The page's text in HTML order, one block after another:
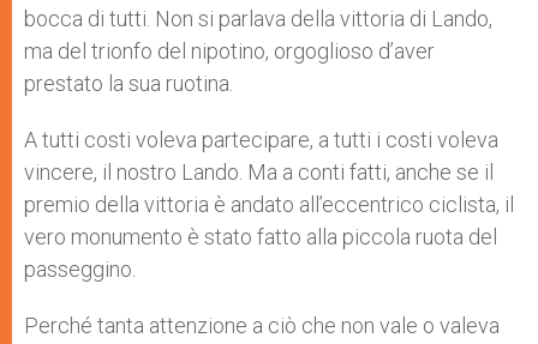
bocca di tutti. Non si parlava della vittoria di Lando,
ma del trionfo del nipotino, orgoglioso d’aver
prestato la sua ruotina.
A tutti costi voleva partecipare, a tutti i costi voleva
vincere, il nostro Lando. Ma a conti fatti, anche se il
premio della vittoria è andato all’eccentrico ciclista, il
vero monumento è stato fatto alla piccola ruota del
passeggino.
Perché tanta attenzione a ciò che non vale o valeva